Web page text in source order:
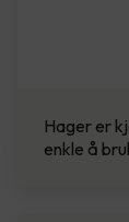
Hager er
enkle å